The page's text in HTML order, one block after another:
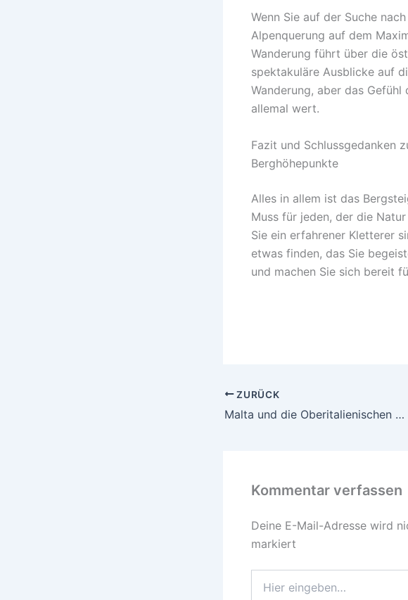
Wenn Sie auf der Suche
Alpenquerung auf dem
Wanderung führt über die
spektakuläre Ausblicke auf
Wanderung, aber das
allemal wert.
Fazit und Schlussgedanken
Berghöhepunkte
Alles in allem ist das
Muss für jeden, der die
Sie ein erfahrener Kletterer
etwas finden, das Sie
und machen Sie sich bereit
ZURÜCK
Malta und die Oberitalienischen Seen entdecken
Kommentar verfassen
Deine E-Mail-Adresse wird
markiert
eingeben…